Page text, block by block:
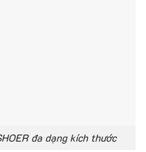
đa dạng kích thước